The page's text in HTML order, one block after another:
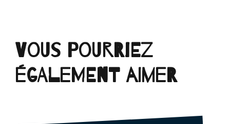
Vous pourriez
également aimer